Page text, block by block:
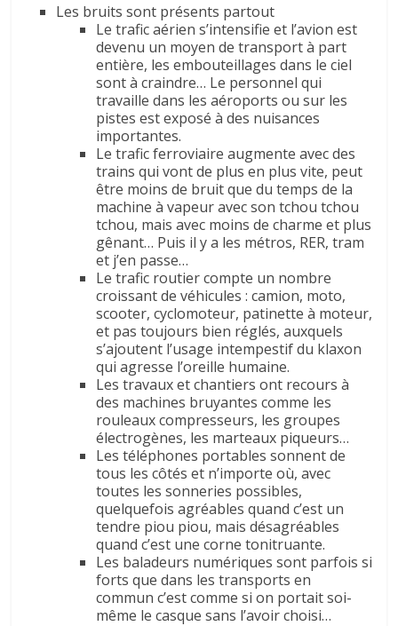
Les bruits sont présents partout
Le trafic aérien s’intensifie et l’avion est
devenu un moyen de transport à part
entière, les embouteillages dans le ciel
sont à craindre… Le personnel qui
travaille dans les aéroports ou sur les
pistes est exposé à des nuisances
importantes.
Le trafic ferroviaire augmente avec des
trains qui vont de plus en plus vite, peut
être moins de bruit que du temps de la
machine à vapeur avec son tchou tchou
tchou, mais avec moins de charme et plus
gênant… Puis il y a les métros, RER, tram
et j’en passe…
Le trafic routier compte un nombre
croissant de véhicules : camion, moto,
scooter, cyclomoteur, patinette à moteur,
et pas toujours bien réglés, auxquels
s’ajoutent l’usage intempestif du klaxon
qui agresse l’oreille humaine.
Les travaux et chantiers ont recours à
des machines bruyantes comme les
rouleaux compresseurs, les groupes
électrogènes, les marteaux piqueurs…
Les téléphones portables sonnent de
tous les côtés et n’importe où, avec
toutes les sonneries possibles,
quelquefois agréables quand c’est un
tendre piou piou, mais désagréables
quand c’est une corne tonitruante.
Les baladeurs numériques sont parfois si
forts que dans les transports en
commun c’est comme si on portait soi-
même le casque sans l’avoir choisi…